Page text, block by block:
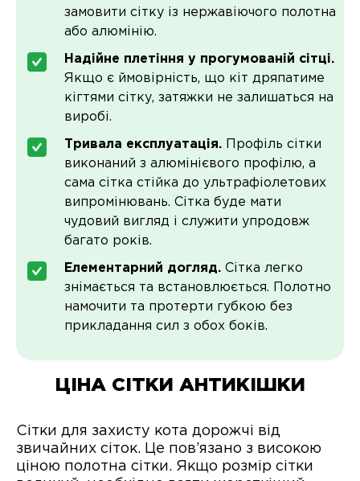
замовити сітку із нержавіючого полотна
або алюмінію.
Надійне плетіння у прогумованій сітці.
Якщо є ймовірність, що кіт дряпатиме
кігтями сітку, затяжки не залишаться на
виробі.
Тривала експлуатація. Профіль сітки
виконаний з алюмінієвого профілю, а
сама сітка стійка до ультрафіолетових
випромінювань. Сітка буде мати
чудовий вигляд і служити упродовж
багато років.
Елементарний догляд. Сітка легко
знімається та встановлюється. Полотно
намочити та протерти губкою без
прикладання сил з обох боків.
ЦІНА СІТКИ АНТИКІШКИ
Сітки для захисту кота дорожчі від
звичайних сіток. Це пов’язано з високою
ціною полотна сітки. Якщо розмір сітки